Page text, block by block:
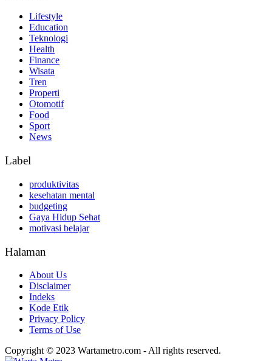
Lifestyle
Education
Teknologi
Health
Finance
Wisata
Tren
Properti
Otomotif
Food
Sport
News
Label
produktivitas
kesehatan mental
budgeting
Gaya Hidup Sehat
motivasi belajar
Halaman
About Us
Disclaimer
Indeks
Kode Etik
Privacy Policy
Terms of Use
Copyright © 2023 Wartametro.com - All rights reserved.